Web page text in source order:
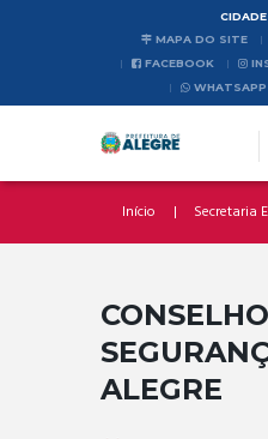
MAPA DO SITE
FACEBOOK
WHATSAPP
Início Secretaria
ALEGRE